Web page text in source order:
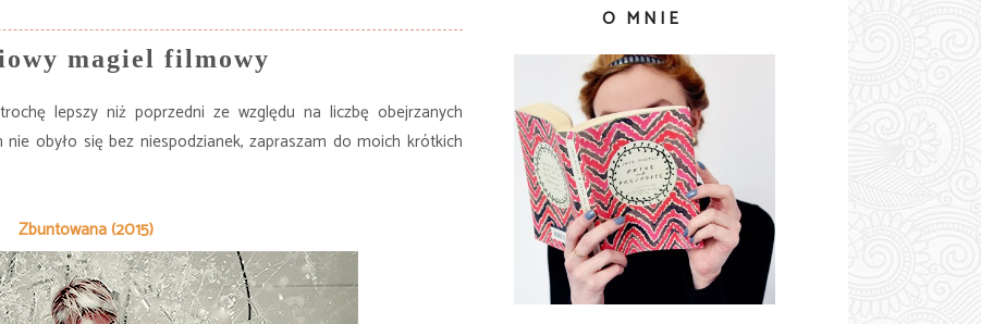
magiel filmowy
lepszy niż poprzedni ze względu na liczbę obejrzanych
obyło się bez niespodzianek, zapraszam do moich krótkich
Zbuntowana (2015)
O MNIE